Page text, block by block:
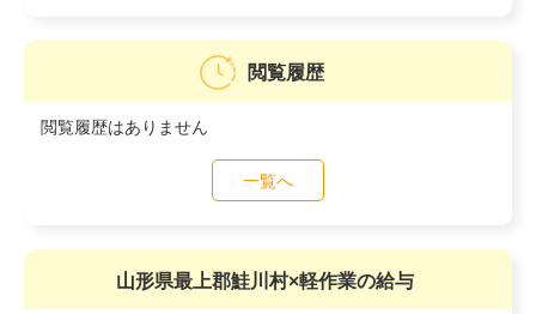
閲覧履歴
閲覧履歴はありません
一覧へ
山形県最上郡鮭川村×軽作業の給与